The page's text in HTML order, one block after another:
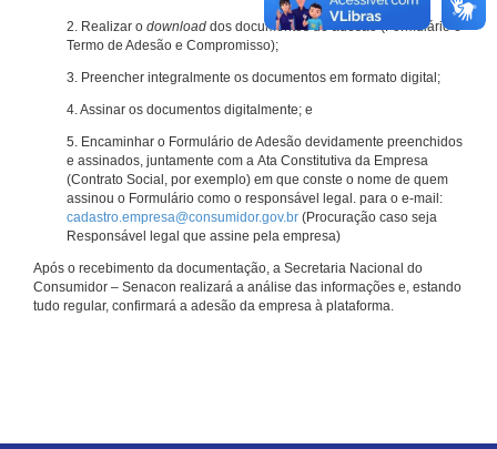
2. Realizar o download dos documentos de adesão (Formulário e
Termo de Adesão e Compromisso);
3. Preencher integralmente os documentos em formato digital;
4. Assinar os documentos digitalmente; e
5. Encaminhar o Formulário de Adesão devidamente preenchidos
e assinados, juntamente com a Ata Constitutiva da Empresa
(Contrato Social, por exemplo) em que conste o nome de quem
assinou o Formulário como o responsável legal. para o e-mail:
cadastro.empresa@consumidor.gov.br (Procuração caso seja
Responsável legal que assine pela empresa)
Após o recebimento da documentação, a Secretaria Nacional do
Consumidor – Senacon realizará a análise das informações e, estando
tudo regular, confirmará a adesão da empresa à plataforma.